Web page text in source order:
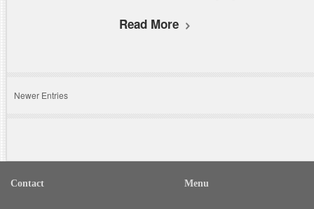
Read More
Newer Entries
Contact Menu